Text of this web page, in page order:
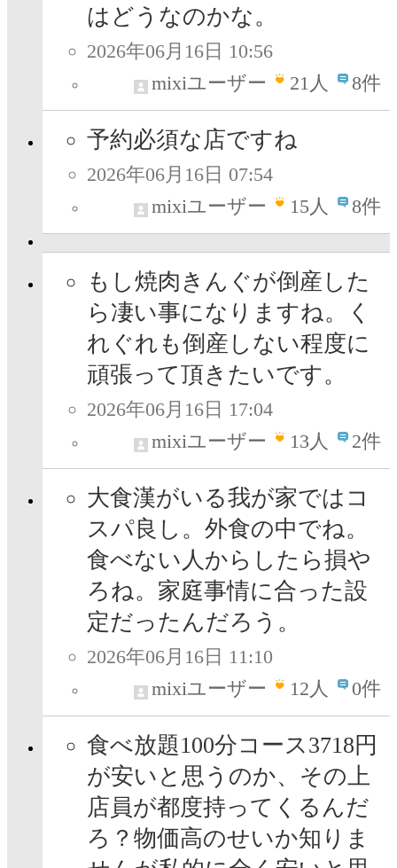
はどうなのかな。
2026年06月16日 10:56
mixiユーザー
21人 8件
予約必須な店ですね
2026年06月16日 07:54
mixiユーザー
15人 8件
もし焼肉きんぐが倒産した
ら凄い事になりますね。く
れぐれも倒産しない程度に
頑張って頂きたいです。
2026年06月16日 17:04
mixiユーザー
13人 2件
大食漢がいる我が家ではコ
スパ良し。外食の中でね。
食べない人からしたら損や
ろね。家庭事情に合った設
定だったんだろう。
2026年06月16日 11:10
mixiユーザー
12人 0件
食べ放題100分コース3718円
が安いと思うのか、その上
店員が都度持ってくるんだ
ろ？物価高のせいか知りま